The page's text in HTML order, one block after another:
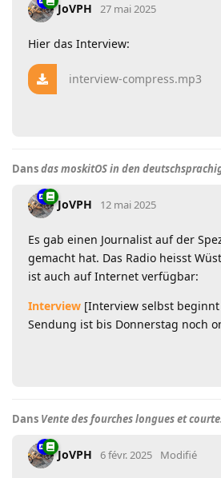
JoVPH 27 mai 2025
Hier das Interview:
interview-compress.mp3
Dansdas moskitOS in den
JoVPH 12 mai 2025
Es gab einen Journalist auf der
gemacht hat. Das Radio heisst
ist auch auf Internet verfügbar:
Interview [Interview selbst
Sendung ist bis Donnerstag noch
Dans Vente des fourches longues et
JoVPH 6 févr. 2025 Modifié